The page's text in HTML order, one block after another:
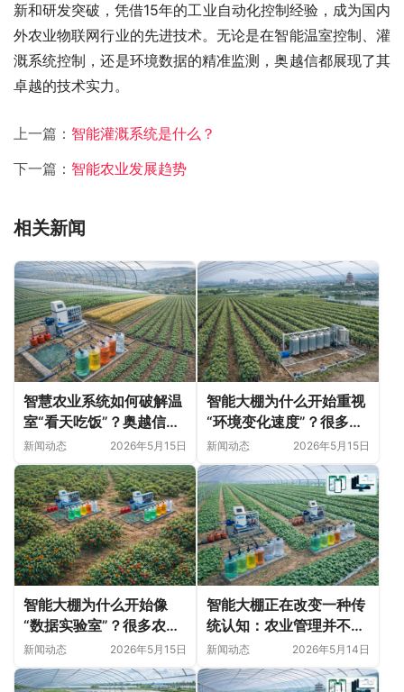
新和研发突破，凭借15年的工业自动化控制经验，成为国内
外农业物联网行业的先进技术。无论是在智能温室控制、灌
溉系统控制，还是环境数据的精准监测，奥越信都展现了其
卓越的技术实力。
上一篇： 智能灌溉系统是什么？
下一篇： 智能农业发展趋势
相关新闻
智慧农业系统如何破解温
室“看天吃饭”？奥越信科
技深耕甘肃日光温室的精
细化落地实践
新闻动态 2026年5月15日
智能大棚为什么开始重视
“环境变化速度”？很多农
业问题并非突然出现
新闻动态 2026年5月15日
智能大棚为什么开始像
“数据实验室”？很多农业
变化，正在悄悄发生
新闻动态 2026年5月15日
智能大棚正在改变一种传
统认知：农业管理并不只
是“种植技术”
新闻动态 2026年5月14日